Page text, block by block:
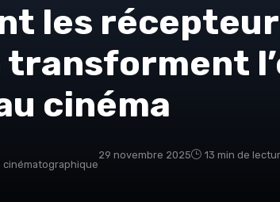
les
transforment
cinéma
29 novembre 2025 13 min de